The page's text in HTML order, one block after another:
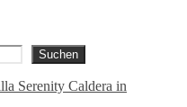
Suchen
Serenity Caldera in